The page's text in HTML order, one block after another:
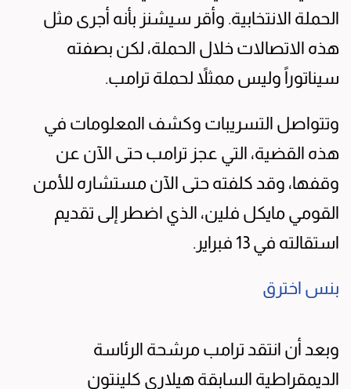
الحملة الانتخابية. وأقر سيشنز بأنه أجرى مثل
هذه الاتصالات خلال الحملة، لكن بصفته
سيناتوراً وليس ممثلاً لحملة ترامب.
وتتواصل التسريبات وكشف المعلومات في
هذه القضية، التي عجز ترامب حتى الآن عن
وقفها، وقد كلفته حتى الآن مستشاره للأمن
القومي مايكل فلين، الذي اضطر إلى تقديم
استقالته في 13 فبراير.
بنس اخترق
وبعد أن انتقد ترامب مرشحة الرئاسة
الديمقراطية السابقة هيلاري كلينتون